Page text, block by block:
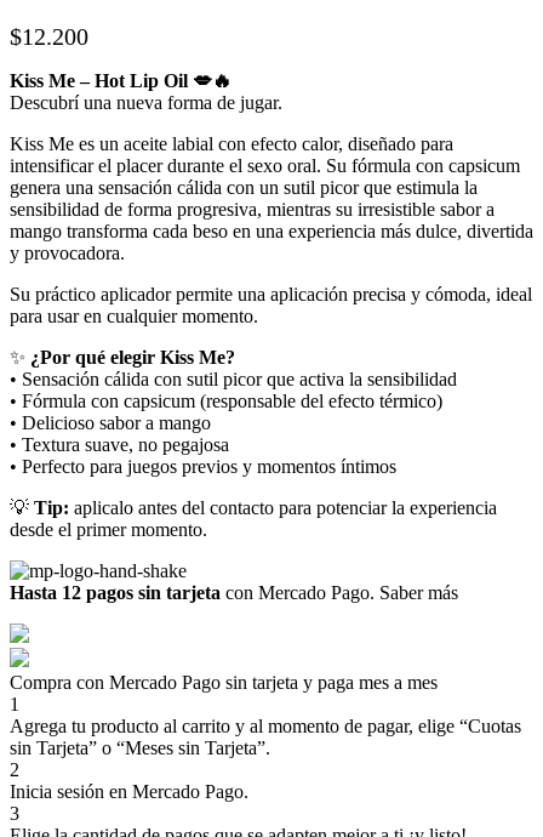
$12.200
Kiss Me – Hot Lip Oil 💋🔥
Descubrí una nueva forma de jugar.
Kiss Me es un aceite labial con efecto calor, diseñado para
intensificar el placer durante el sexo oral. Su fórmula con capsicum
genera una sensación cálida con un sutil picor que estimula la
sensibilidad de forma progresiva, mientras su irresistible sabor a
mango transforma cada beso en una experiencia más dulce, divertida
y provocadora.
Su práctico aplicador permite una aplicación precisa y cómoda, ideal
para usar en cualquier momento.
✨ ¿Por qué elegir Kiss Me?
• Sensación cálida con sutil picor que activa la sensibilidad
• Fórmula con capsicum (responsable del efecto térmico)
• Delicioso sabor a mango
• Textura suave, no pegajosa
• Perfecto para juegos previos y momentos íntimos
💡 Tip: aplicalo antes del contacto para potenciar la experiencia
desde el primer momento.
Hasta 12 pagos sin tarjeta con Mercado Pago. Saber más
Compra con Mercado Pago sin tarjeta y paga mes a mes
1
Agrega tu producto al carrito y al momento de pagar, elige “Cuotas
sin Tarjeta” o “Meses sin Tarjeta”.
2
Inicia sesión en Mercado Pago.
3